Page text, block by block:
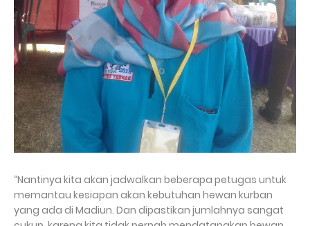
“Nantinya kita akan jadwalkan beberapa petugas untuk
memantau kesiapan akan kebutuhan hewan kurban
yang ada di Madiun. Dan dipastikan jumlahnya sangat